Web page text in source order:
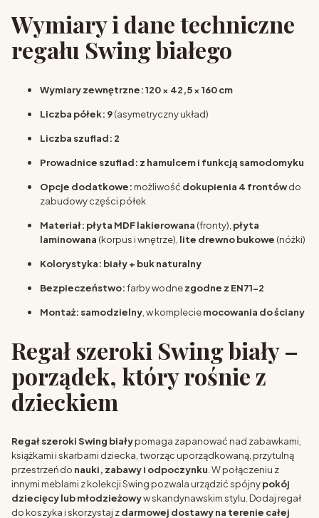
Wymiary i dane techniczne
regału Swing białego
Wymiary zewnętrzne:120 × 42,5 × 160 cm
Liczba półek: 9(asymetryczny układ)
Liczba szuflad: 2
Prowadnice szuflad: z hamulcem i funkcją samodomyku
Opcje dodatkowe: możliwość dokupienia 4 frontówdo
zabudowy części półek
Materiał: płyta MDF lakierowana (fronty), płyta
laminowana (korpus i wnętrze), lite drewno bukowe (nóżki)
Kolorystyka: biały + buk naturalny
Bezpieczeństwo:farby wodnezgodne z EN71-2
Montaż: samodzielny , w kompleciemocowania do ściany
Regał szeroki Swing biały –
porządek, który rośnie z
dzieckiem
Regał szeroki Swing białypomaga zapanować nad zabawkami,
książkami i skarbami dziecka, tworząc uporządkowaną, przytulną
przestrzeń do nauki, zabawy i odpoczynku . W połączeniu z
innymi meblami z kolekcji Swing pozwala urządzić spójnypokój
dziecięcy lub młodzieżowyw skandynawskim stylu. Dodaj regał
do koszyka i skorzystaj zdarmowej dostawy na terenie całej